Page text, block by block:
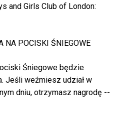
and Girls Club of London:
NA POCISKI ŚNIEGOWE
Śniegowe będzie
Jeśli weźmiesz udział w
dniu, otrzymasz nagrodę --